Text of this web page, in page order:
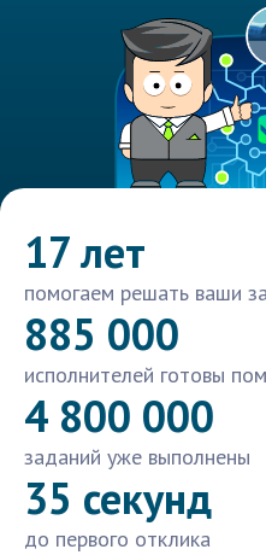
17 лет
помогаем решать ваши
885 000
исполнителей готовы
4 800 000
заданий уже выполнены
35 секунд
до первого отклика